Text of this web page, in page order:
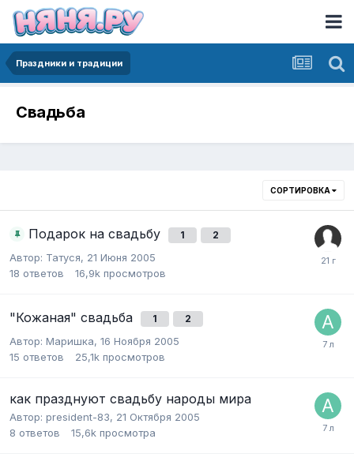
Праздники и традиции
Свадьба
СОРТИРОВКА
Подарок на свадьбу 1 2
Автор: Татуся, 21 Июня 2005
18 ответов 16,9k просмотров
"Кожаная" свадьба 1 2
Автор: Маришка, 16 Ноября 2005
15 ответов 25,1k просмотров
как празднуют свадьбу народы мира
Автор: president-83, 21 Октября 2005
8 ответов 15,6k просмотра